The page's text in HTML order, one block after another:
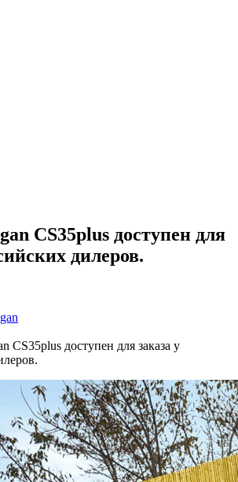
CS35plus доступен для
дилеров.
CS35plus доступен для заказа у